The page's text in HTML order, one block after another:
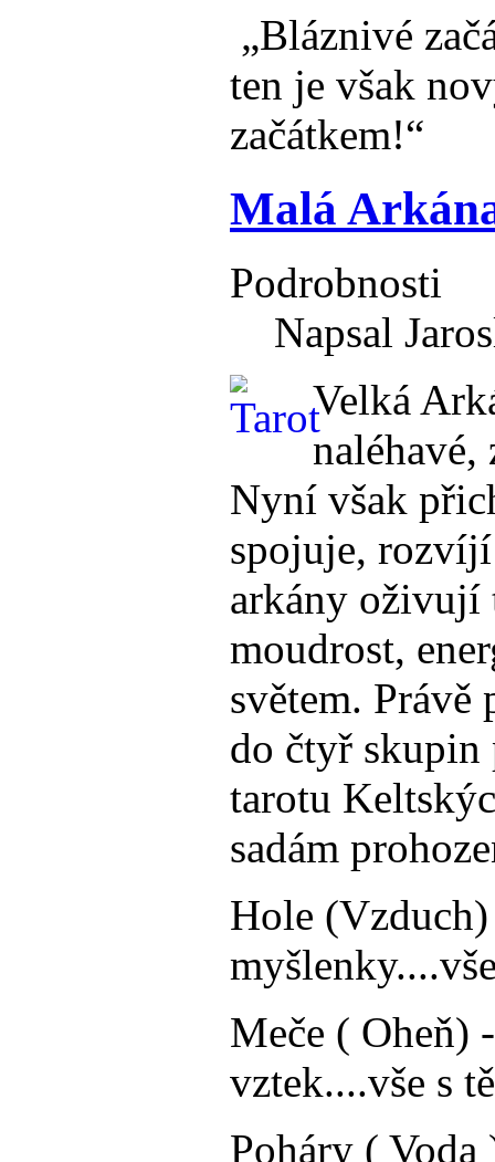
„Bláznivé
ten je však
začátkem!“
Malá
Podrobnosti
Napsal
Velká
naléhavé,
Nyní však
spojuje,
arkány oživují
moudrost,
světem. Právě
do čtyř skupin
tarotu
sadám
Hole (Vzduch)
Meče ( Oheň)
vztek....vše s
Poháry ( Voda